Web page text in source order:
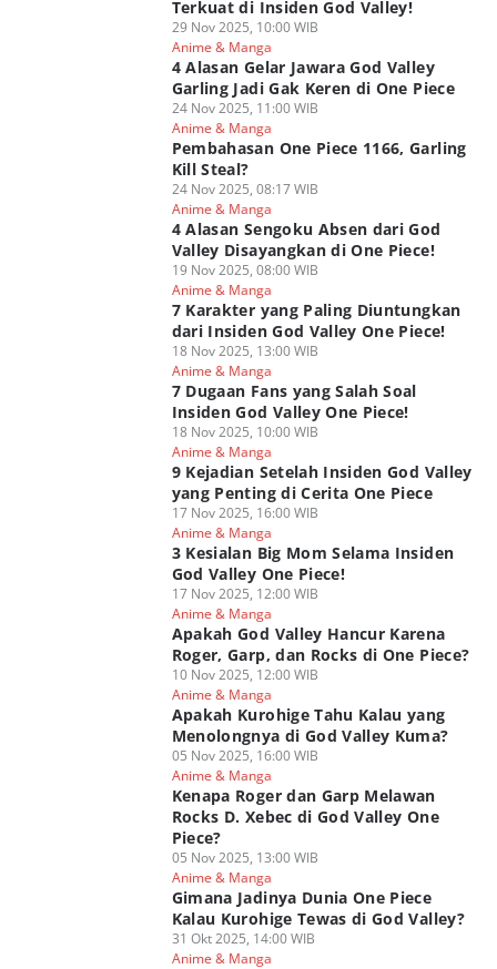
Terkuat di Insiden God Valley!
29 Nov 2025, 10:00 WIB
Anime & Manga
4 Alasan Gelar Jawara God Valley
Garling Jadi Gak Keren di One Piece
24 Nov 2025, 11:00 WIB
Anime & Manga
Pembahasan One Piece 1166, Garling
Kill Steal?
24 Nov 2025, 08:17 WIB
Anime & Manga
4 Alasan Sengoku Absen dari God
Valley Disayangkan di One Piece!
19 Nov 2025, 08:00 WIB
Anime & Manga
7 Karakter yang Paling Diuntungkan
dari Insiden God Valley One Piece!
18 Nov 2025, 13:00 WIB
Anime & Manga
7 Dugaan Fans yang Salah Soal
Insiden God Valley One Piece!
18 Nov 2025, 10:00 WIB
Anime & Manga
9 Kejadian Setelah Insiden God Valley
yang Penting di Cerita One Piece
17 Nov 2025, 16:00 WIB
Anime & Manga
3 Kesialan Big Mom Selama Insiden
God Valley One Piece!
17 Nov 2025, 12:00 WIB
Anime & Manga
Apakah God Valley Hancur Karena
Roger, Garp, dan Rocks di One Piece?
10 Nov 2025, 12:00 WIB
Anime & Manga
Apakah Kurohige Tahu Kalau yang
Menolongnya di God Valley Kuma?
05 Nov 2025, 16:00 WIB
Anime & Manga
Kenapa Roger dan Garp Melawan
Rocks D. Xebec di God Valley One
Piece?
05 Nov 2025, 13:00 WIB
Anime & Manga
Gimana Jadinya Dunia One Piece
Kalau Kurohige Tewas di God Valley?
31 Okt 2025, 14:00 WIB
Anime & Manga